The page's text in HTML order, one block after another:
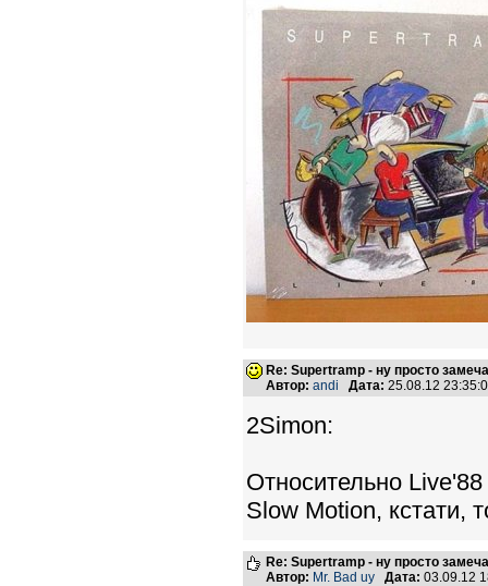
Re: Supertramp - ну просто
Автор: andi Дата: 25.08.12
2Simon:
Относительно
Slow Motion, кстати,
Re: Supertramp - ну просто
Автор: Mr. Bad uy Дата: 03.09.12